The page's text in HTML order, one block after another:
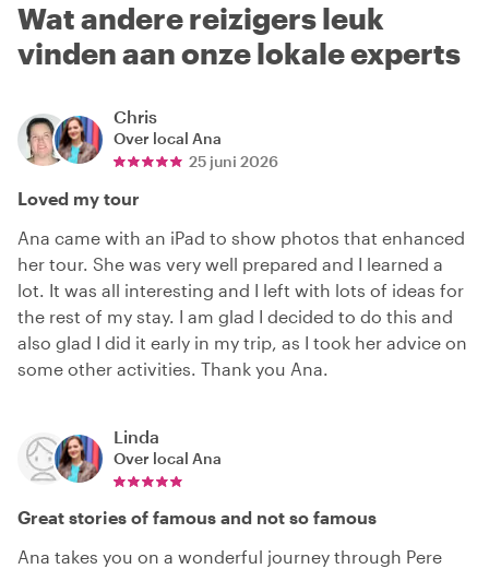
Wat andere reizigers leuk
vinden aan onze lokale experts
Chris
Over local Ana
25 juni 2026
Loved my tour
Ana came with an iPad to show photos that enhanced
her tour. She was very well prepared and I learned a
lot. It was all interesting and I left with lots of ideas for
the rest of my stay. I am glad I decided to do this and
also glad I did it early in my trip, as I took her advice on
some other activities. Thank you Ana.
Linda
Over local Ana
Great stories of famous and not so famous
Ana takes you on a wonderful journey through Pere